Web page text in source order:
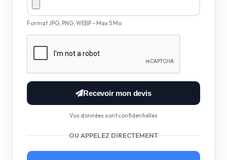
Format JPG, PNG, WEBP - Max 5 Mo
Recevoir mon devis
Vos données sont confidentielles
OU APPELEZ DIRECTEMENT